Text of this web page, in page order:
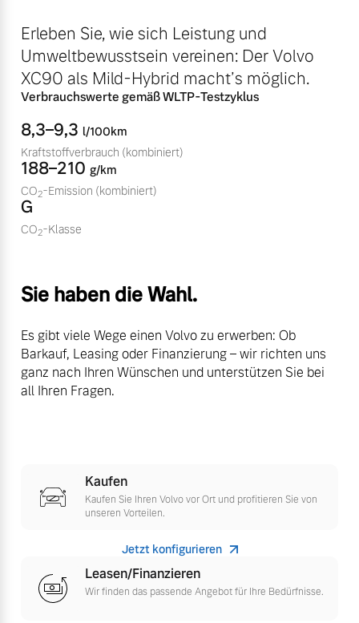
Fahrzeug konfigurieren
Sofort verfügbare Fahrzeuge
Gebrauchtwagen
Editionsmodelle
Jetzt kennenlernen
Sommer Kompletträder.
Bitte sprechen Sie uns
direkt an.
Mehr erfahren
Frühjahrscheck
Finanzierung & Leasing
Versicherung
Erleben Sie, wie sich Leistung und
Umweltbewusstsein vereinen: Der Volvo
XC90 als Mild-Hybrid macht’s möglich.
Verbrauchswerte gemäß WLTP-Testzyklus
8,3–9,3 l/100km
Kraftstoffverbrauch (kombiniert)
188–210 g/km
CO2-Emission (kombiniert)
G
CO2-Klasse
Sie haben die Wahl.
Es gibt viele Wege einen Volvo zu erwerben: Ob
Barkauf, Leasing oder Finanzierung – wir richten uns
ganz nach Ihren Wünschen und unterstützen Sie bei
all Ihren Fragen.
Kaufen
Kaufen Sie Ihren Volvo vor Ort und profitieren Sie von
unseren Vorteilen.
Jetzt konfigurieren
Leasen/Finanzieren
Wir finden das passende Angebot für Ihre Bedürfnisse.